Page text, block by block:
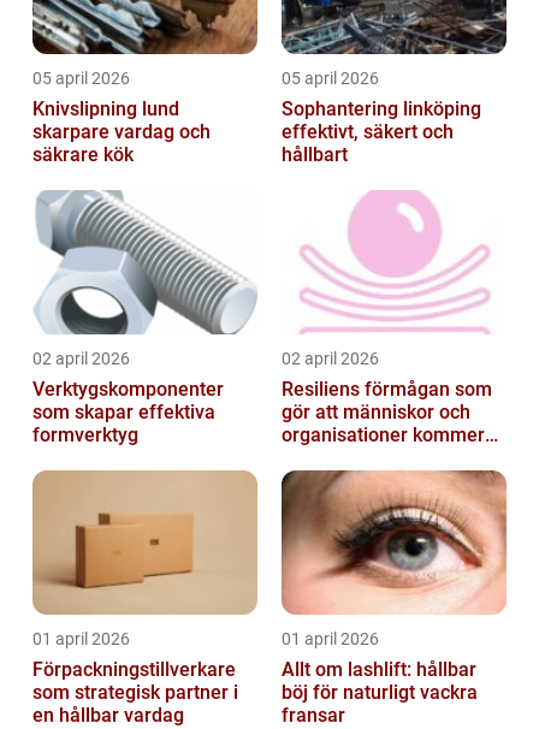
05 april 2026
Knivslipning lund
skarpare vardag och
säkrare kök
05 april 2026
Sophantering linköping
effektivt, säkert och
hållbart
02 april 2026
Verktygskomponenter
som skapar effektiva
formverktyg
02 april 2026
Resiliens förmågan som
gör att människor och
organisationer kommer
01 april 2026
Förpackningstillverkare
som strategisk partner i
en hållbar vardag
01 april 2026
Allt om lashlift: hållbar
böj för naturligt vackra
fransar